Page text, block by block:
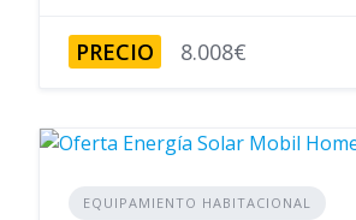
PRECIO 8.008€
EQUIPAMIENTO HABITACIONAL